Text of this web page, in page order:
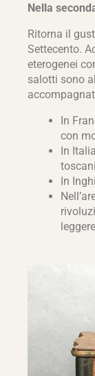
Nella
Ritorna il
Settecento.
eterogenei
salotti sono
In
con
In
In